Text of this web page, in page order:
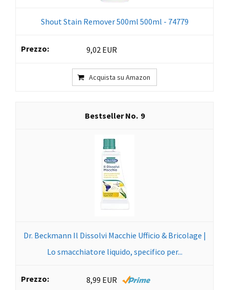
Shout Stain Remover 500ml 500ml - 74779
9,02 EUR
Acquista su Amazon
9
Dr. Beckmann Il Dissolvi Macchie Ufficio & Bricolage |
Lo smacchiatore liquido, specifico per...
8,99 EUR